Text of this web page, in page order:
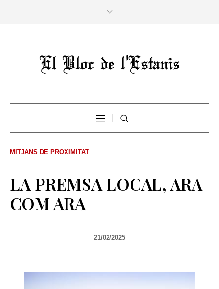
MITJANS DE PROXIMITAT
LA PREMSA LOCAL, ARA
COM ARA
21/02/2025